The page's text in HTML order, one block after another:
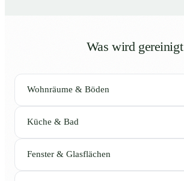
Was wird gereinigt
Wohnräume & Böden
Küche & Bad
Fenster & Glasflächen